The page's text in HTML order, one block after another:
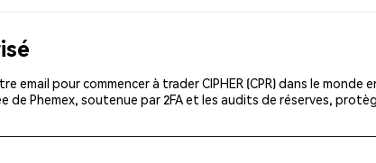
email pour commencer à trader CIPHER (CPR) dans le
de Phemex, soutenue par 2FA et les audits de réserves,